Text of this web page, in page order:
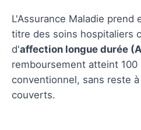
L'Assurance Maladie prend
titre des soins hospitaliers
d'affection longue durée
remboursement atteint 100
conventionnel, sans reste
couverts.